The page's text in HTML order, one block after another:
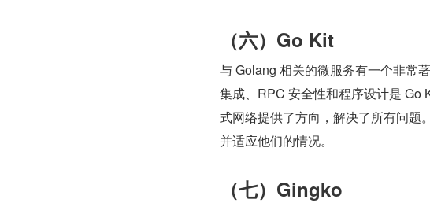
（六）Go Kit
与 Golang 相关的微服务有一个非常
集成、RPC 安全性和程序设计是 Go
式网络提供了方向，解决了所有问题
并适应他们的情况。
（七）Gingko